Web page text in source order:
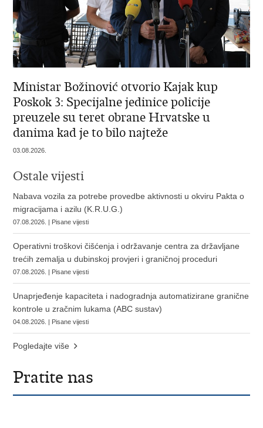
Ministar Božinović otvorio Kajak kup
Poskok 3: Specijalne jedinice policije
preuzele su teret obrane Hrvatske u
danima kad je to bilo najteže
03.08.2026.
Ostale vijesti
Nabava vozila za potrebe provedbe aktivnosti u okviru Pakta o
migracijama i azilu (K.R.U.G.)
07.08.2026. | Pisane vijesti
Operativni troškovi čišćenja i održavanje centra za državljane
trećih zemalja u dubinskoj provjeri i graničnoj proceduri
07.08.2026. | Pisane vijesti
Unaprjeđenje kapaciteta i nadogradnja automatizirane granične
kontrole u zračnim lukama (ABC sustav)
04.08.2026. | Pisane vijesti
Pogledajte više
Pratite nas